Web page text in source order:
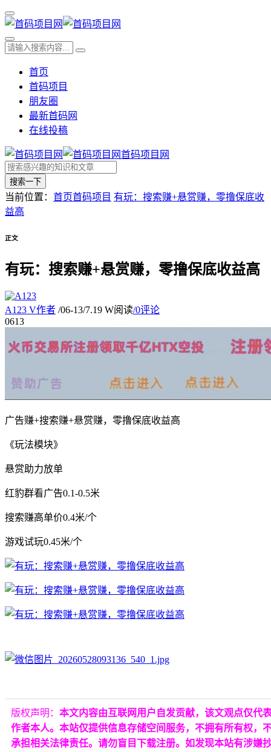
首页
首码项目
朋友圈
最新首码网
在线投稿
首码项目网
搜索一下
当前位置： 首页首码项目 有玩：搜索赚+悬赏赚，零撸保底收
益高
正文
有玩：搜索赚+悬赏赚，零撸保底收益高
A123 V作者 /06-13/7.19 W阅读/0评论
0613
广告赚+搜索赚+悬赏赚，零撸保底收益高
《玩法模块》
悬赏助力放单
红豹群看广告0.1-0.5米
搜索赚高单价0.4米/个
游戏试玩0.45米/个
版权声明： 本文内容由互联网用户自发贡献，该文观点仅代
作者本人。本站仅提供信息存储空间服务，不拥有所有权，
承担相关法律责任。请勿盲目下载注册。如发现本站有涉嫌